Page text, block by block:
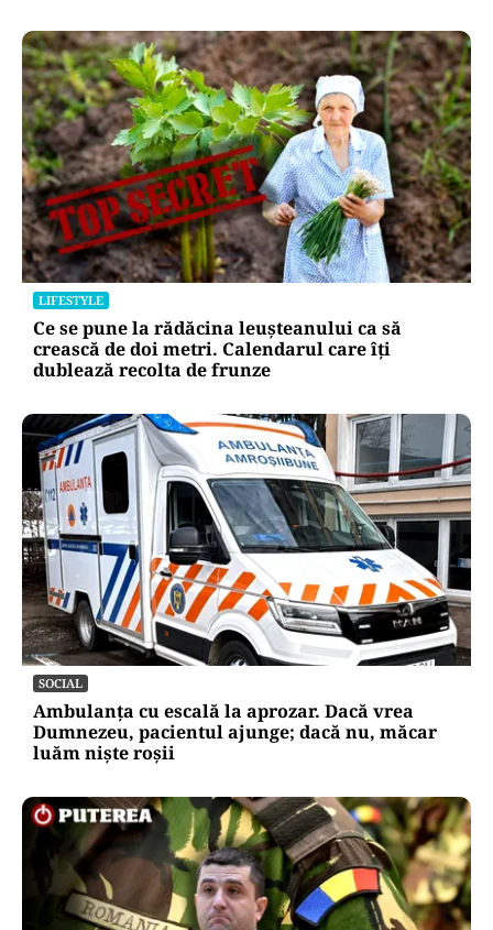
LIFESTYLE
Ce se pune la rădăcina leușteanului ca să
crească de doi metri. Calendarul care îți
dublează recolta de frunze
SOCIAL
Ambulanța cu escală la aprozar. Dacă vrea
Dumnezeu, pacientul ajunge; dacă nu, măcar
luăm niște roșii